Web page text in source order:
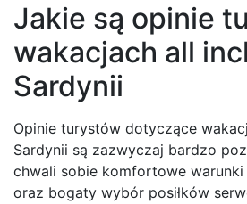
Jakie są opinie
wakacjach all
Sardynii
Opinie turystów dotyczące
Sardynii są zazwyczaj bardzo
chwali sobie komfortowe
oraz bogaty wybór posiłków